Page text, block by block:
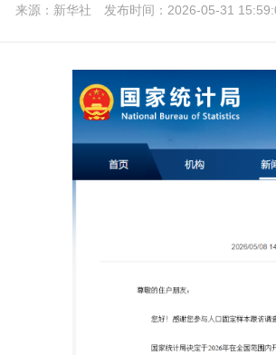
来源：新华社 发布时间：2026-05-31